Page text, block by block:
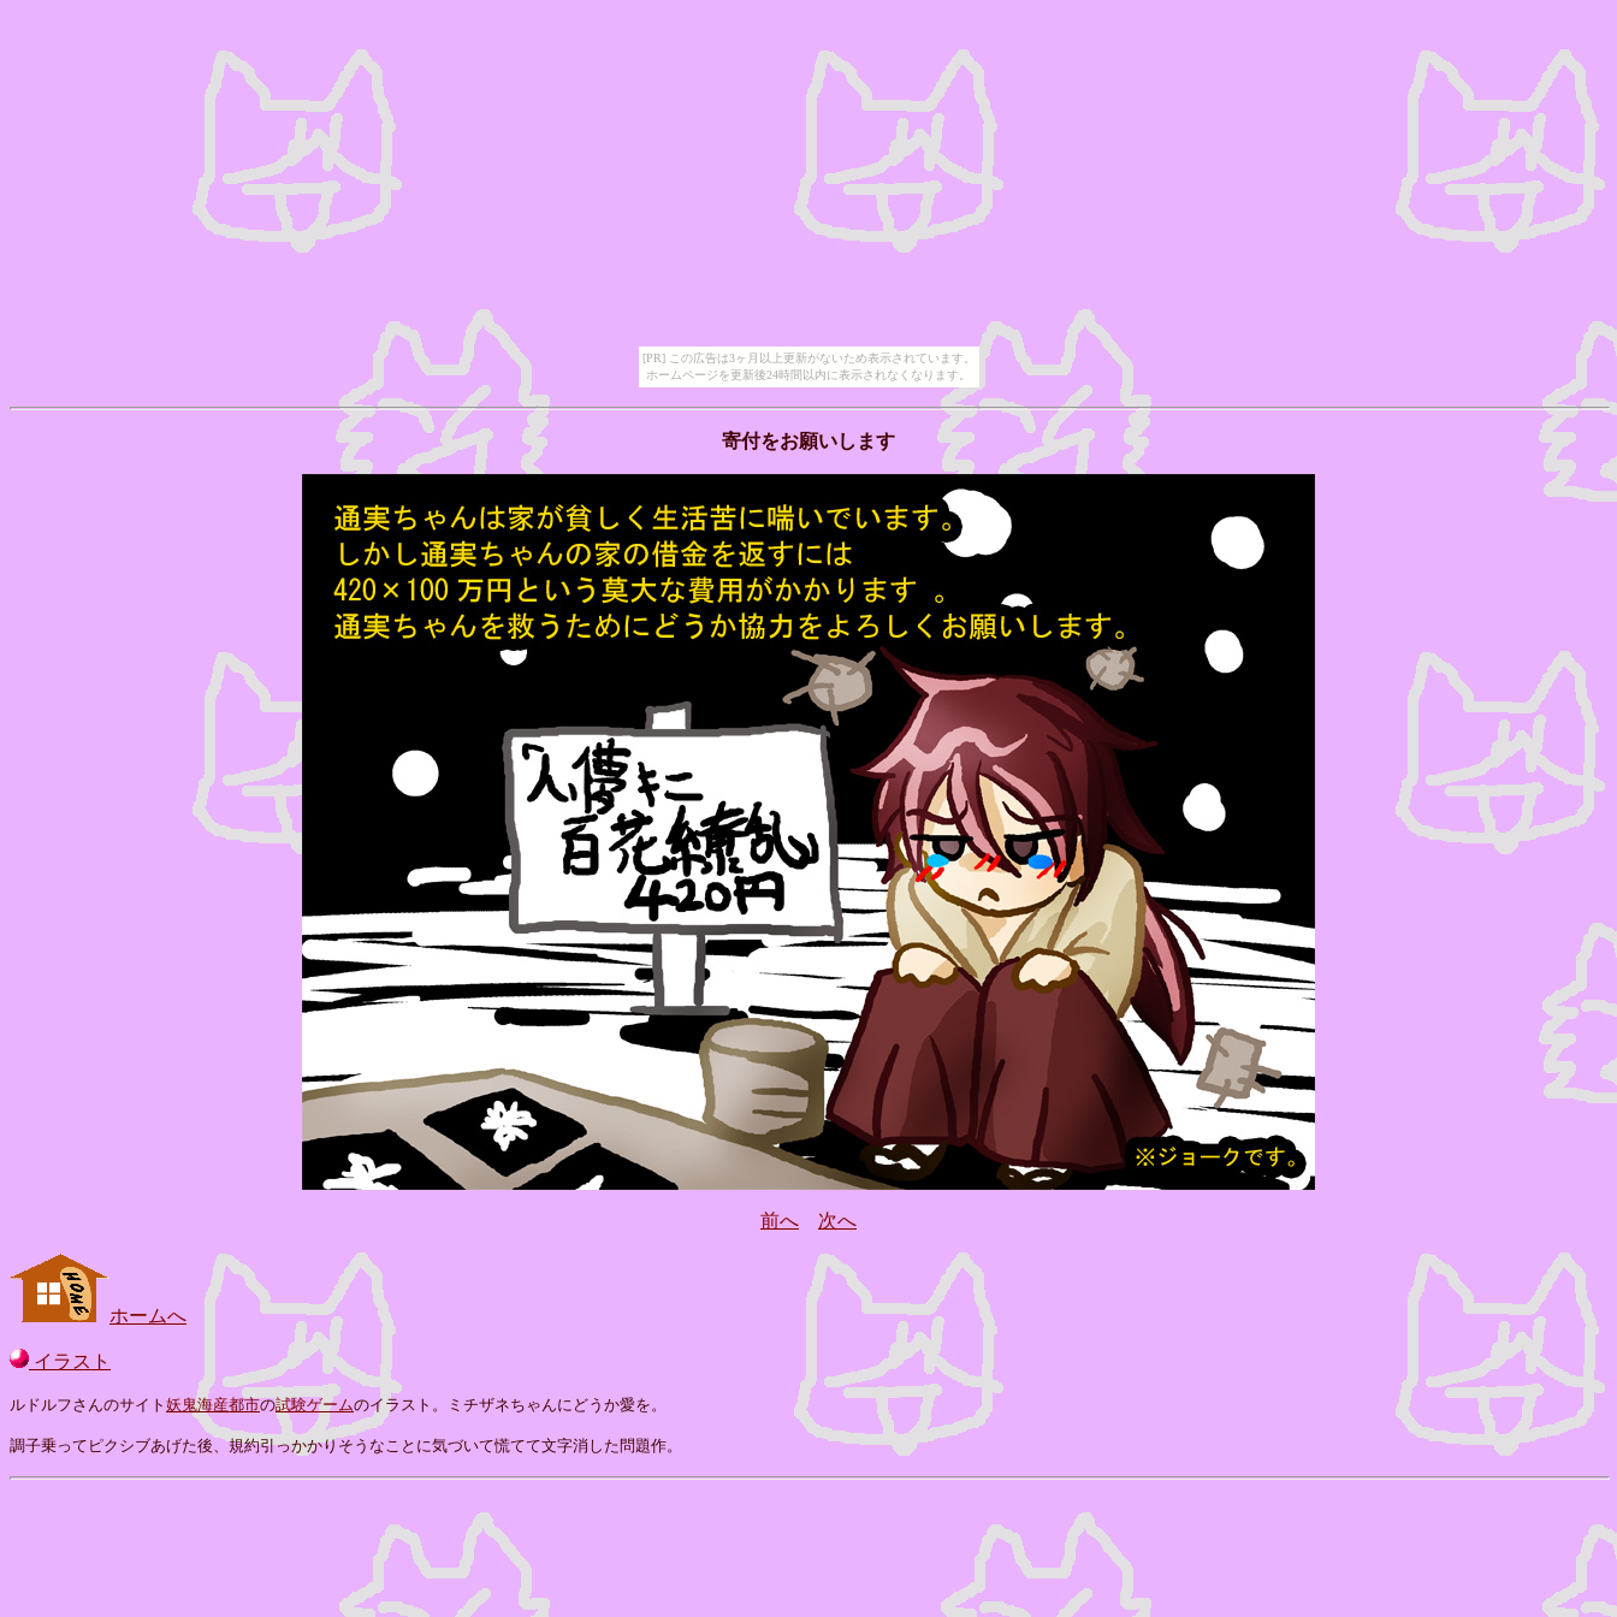
[PR] この広告は3ヶ月以上更新がないため表示されています。
ホームページを更新後24時間以内に表示されなくなります。
寄付をお願いします
前へ 次へ
ホームへ
イラスト
ルドルフさんのサイト 妖鬼海産都市の試験ゲームのイラスト。ミチザネちゃんにどうか愛を。
調子乗ってピクシブあげた後、規約引っかかりそうなことに気づいて慌てて文字消した問題作。